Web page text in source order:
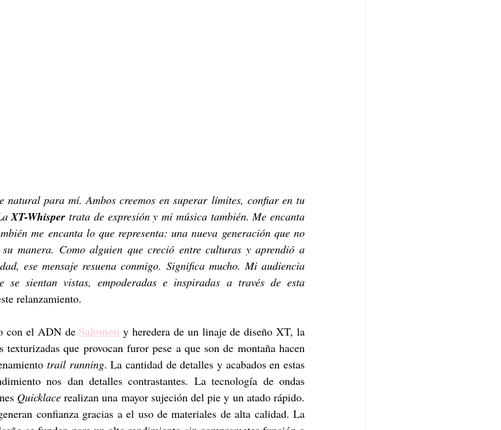
natural para mí. Ambos creemos en superar límites, confiar en tu
XT-Whisper trata de expresión y mi música también. Me encanta
me encanta lo que representa: una nueva generación que no
manera. Como alguien que creció entre culturas y aprendió a
ese mensaje resuena conmigo. Significa mucho. Mi audiencia
sientan vistas, empoderadas e inspiradas a través de esta
relanzamiento.
con el ADN de Salomon
texturizadas que provocan furor pese a que son de montaña hacen
trail running. La cantidad de detalles y acabados en estas
Quicklace realizan una mayor sujeción del pie y un atado rápido.
confianza gracias a el uso de materiales de alta calidad. La